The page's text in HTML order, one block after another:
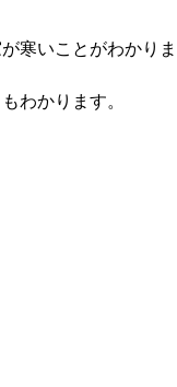
寒いことがわかりま
わかります。